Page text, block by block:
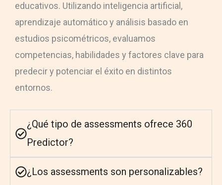
educativos. Utilizando inteligencia artificial,
aprendizaje automático y análisis basado en
estudios psicométricos, evaluamos
competencias, habilidades y factores clave para
predecir y potenciar el éxito en distintos
entornos.
¿Qué tipo de assessments ofrece 360
Predictor?
¿Los assessments son personalizables?